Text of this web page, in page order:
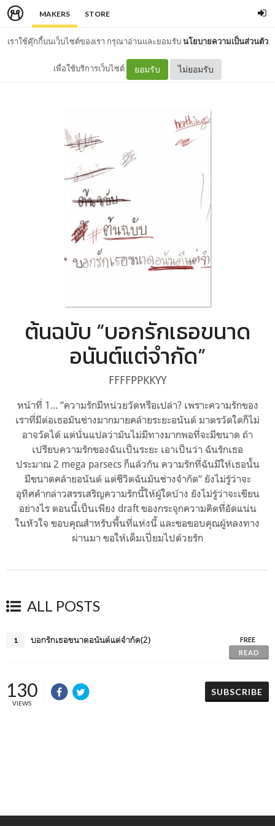
MAKERS STORE
เราใช้คุ๊กกี้บนเว็บไซต์ของเรา กรุณาอ่านและยอมรับนโยบายความเป็นส่วนตัว
เพื่อใช้บริการเว็บไซต์ ยอมรับ ไม่ยอมรับ
ต้นฉบับ “บอกรักเธอขนาด
อนันต์แต่จำกัด”
FFFFPPKKYY
หน้าที่ 1... “ความรักมีหน่วยวัดหรือเปล่า? เพราะความรักของ
เราที่มีต่อเธอมันช่างมากมายคล้ายระยะอนันต์ มาตรวัดใดก็ไม่
อาจวัดได้ แต่นั่นแปลว่ามันไม่มีทางมากพอที่จะมีขนาด ถ้า
เปรียบความรักของฉันเป็นระยะ เอาเป็นว่า ฉันรักเธอ
ประมาณ 2 mega parsecs ก็แล้วกัน ความรักที่ฉันมีให้เธอนั้น
มีขนาดคล้ายอนันต์ แต่ชีวิตฉันมันช่างจำกัด“ ยังไม่รู้ว่าจะ
อุทิศคำกล่าวสรรเสริญความรักนี้ให้ผู้ใดบ้าง ยังไม่รู้ว่าจะเขียน
อย่างไร ตอนนี้เป็นเพียง draft ของกระจุกความคิดที่อัดแน่น
ในหัวใจ ขอบคุณสำหรับพื้นที่แห่งนี้ และขอขอบคุณผู้หลงทาง
ผ่านมา ขอให้เต็มเปี่ยมไปด้วยรัก
ALL POSTS
1 บอกรักเธอขนาดอนันต์แต่จำกัด(2)
FREE
READ
130
VIEWS
SUBSCRIBE